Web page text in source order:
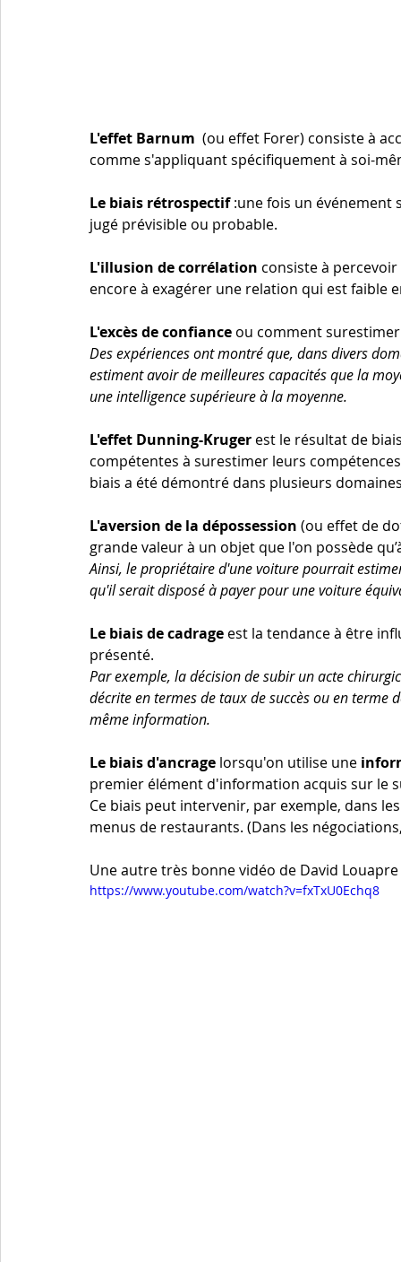
L'effet Barnum
(ou effet Forer) consiste à
comme s'appliquant spécifiquement à soi-
Le biais rétrospectif :une fois un événement
jugé prévisible ou probable.
L'illusion de corrélation consiste à
encore à exagérer une relation qui est faible
L'excès de confiance ou comment
Des expériences ont montré que, dans divers
estiment avoir de meilleures capacités que la
une intelligence supérieure à la moyenne.
L'effet Dunning-­Kruger est le résultat de
compétentes à surestimer leurs
biais a été démontré dans plusieurs
L'aversion de la dépossession (ou effet de
grande valeur à un objet que l'on possède
Ainsi, le propriétaire d'une voiture pourrait
qu'il serait disposé à payer pour une voiture
Le biais de cadrage est la tendance à être
présenté.
Par exemple, la décision de subir un acte
décrite en termes de taux de succès ou en
même information.
Le biais d'ancrage lorsqu'on utilise une
premier élément d'information acquis sur le
Ce biais peut intervenir, par exemple, dans
menus de restaurants. (Dans les
Une autre très bonne vidéo de David Louapre
https://www.youtube.com/watch?v=fxTxU0Echq8